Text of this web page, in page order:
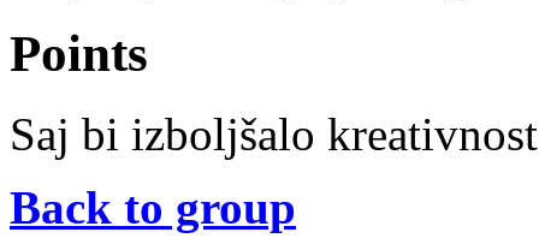
Points
Saj bi izboljšalo
Back to group